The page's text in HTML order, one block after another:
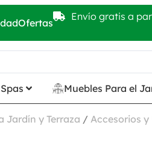
Ofertas
Envío gratis a
Muebles Para el
Jardín y Terraza / Accesorios